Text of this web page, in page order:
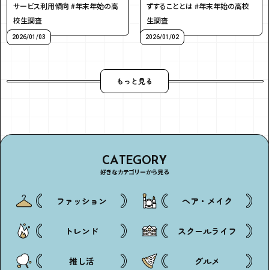
サービス利用傾向 #年末年始の高
校生調査
2026/01/03
ずすることとは #年末年始の高校
生調査
2026/01/02
もっと見る
CATEGORY
好きなカテゴリーから見る
ファッション ヘア・メイク
トレンド スクールライフ
推し活 グルメ